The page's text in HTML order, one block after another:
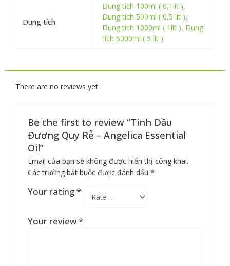
Dung tích
Dung tích 100ml ( 0,1lít ),
Dung tích 500ml ( 0,5 lít ),
Dung tích 1000ml ( 1lít ), Dung
tích 5000ml ( 5 lít )
There are no reviews yet.
Be the first to review “Tinh Dầu
Đương Quy Rễ – Angelica Essential
Oil”
Email của bạn sẽ không được hiển thị công khai.
Các trường bắt buộc được đánh dấu*
Your rating*
Your review*